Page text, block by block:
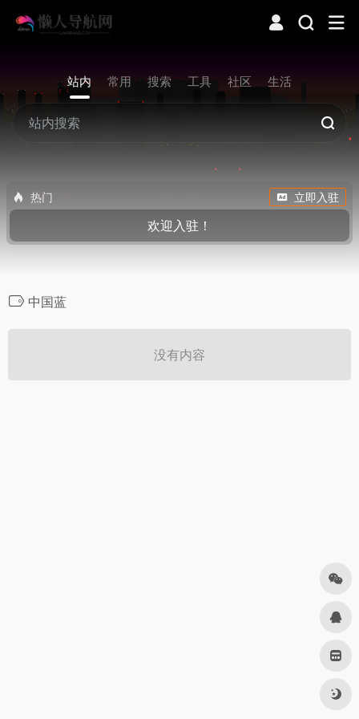
站内 常用 搜索 工具 社区 生活
热门 立即入驻
欢迎入驻！
中国蓝
没有内容